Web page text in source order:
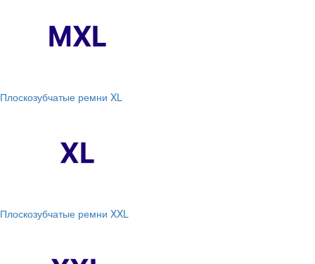
Плоскозубчатые ремни XL
Плоскозубчатые ремни XXL